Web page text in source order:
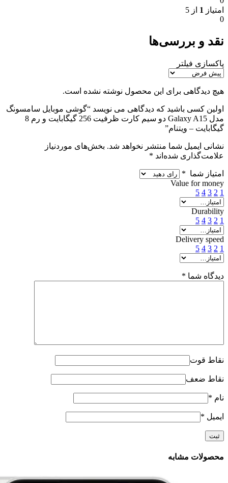
امتیاز 1 از 5
0
نقد و بررسی‌ها
پاکسازی فیلتر
هیچ دیدگاهی برای این محصول نوشته نشده است.
اولین کسی باشید که دیدگاهی می نویسد “گوشی موبایل سامسونگ
مدل Galaxy A15 دو سیم کارت ظرفیت 256 گیگابایت و رم 8
گیگابایت – ویتنام”
نشانی ایمیل شما منتشر نخواهد شد. بخش‌های موردنیاز
علامت‌گذاری شده‌اند *
امتیاز شما *
Value for money
1
2
3
4
5
Durability
1
2
3
4
5
Delivery speed
1
2
3
4
5
دیدگاه شما *
نقاط قوت
نقاط ضعف
نام *
ایمیل *
محصولات مشابه